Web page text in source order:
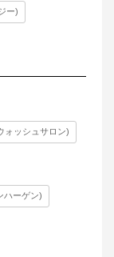
ー)
ォッシュサロン)
ハーゲン)